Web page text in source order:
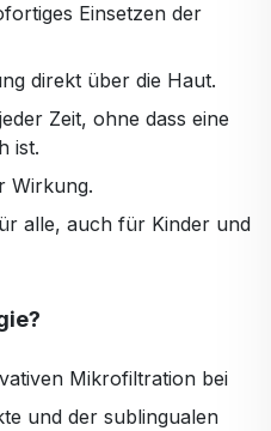
Einsetzen der
direkt über die Haut.
Zeit, ohne dass eine
ist.
Wirkung.
alle, auch für Kinder und
Mikrofiltration bei
und der sublingualen